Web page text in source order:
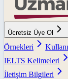
Ücretsiz Üye Ol
Örnekleri
IELTS Kelimeleri
İletişim Bilgileri